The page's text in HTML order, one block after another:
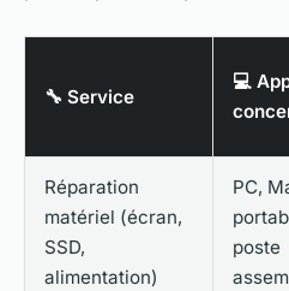
🔧 Service
💻
Réparation
matériel (écran,
SSD,
alimentation)
PC,
poste